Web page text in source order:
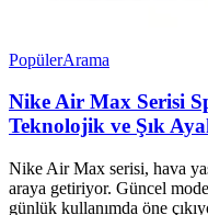
PopülerArama
Nike Air Max Serisi
Teknolojik ve Şık
Nike Air Max serisi, hava
araya getiriyor. Güncel
günlük kullanımda öne